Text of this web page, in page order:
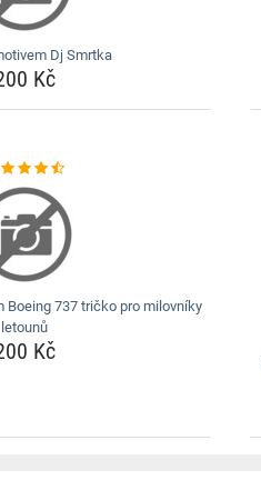
Dj Smrtka
Kč
737 tričko pro milovníky
letounů
Kč